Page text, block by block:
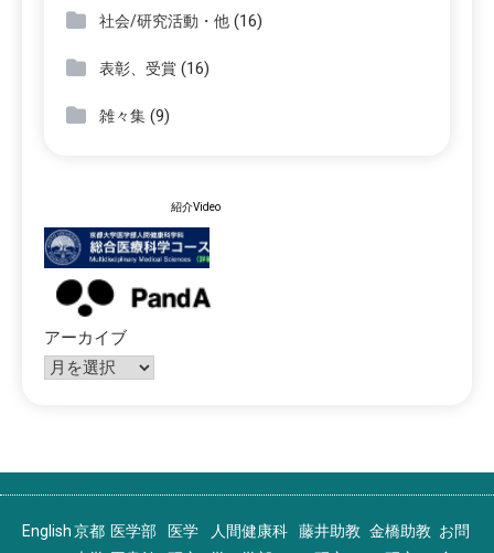
社会/研究活動・他 (16)
表彰、受賞 (16)
雑々集 (9)
紹介Video
アーカイブ
English京都 医学部
医学
人間健康科
藤井助教 金橋助教 お問